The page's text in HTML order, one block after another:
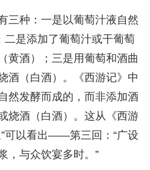
三种：一是以葡萄汁液自然
二是添加了葡萄汁或干葡萄
黄酒）；三是用葡萄和酒曲
酒（白酒）。《西游记》中
然发酵而成的，而非添加酒
烧酒（白酒）。这从《西游
可以看出——第三回：“广设
，与众饮宴多时。”